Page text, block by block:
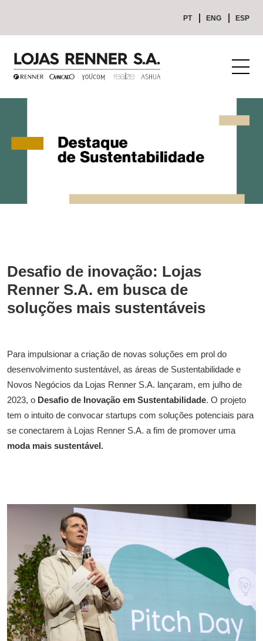
PT ENG ESP
Desafio de inovação: Lojas
Renner S.A. em busca de
soluções mais sustentáveis
Para impulsionar a criação de novas soluções em prol do
desenvolvimento sustentável, as áreas de Sustentabilidade e
Novos Negócios da Lojas Renner S.A. lançaram, em julho de
2023, o Desafio de Inovação em Sustentabilidade. O projeto
tem o intuito de convocar startups com soluções potenciais para
se conectarem à Lojas Renner S.A. a fim de promover uma
moda mais sustentável.